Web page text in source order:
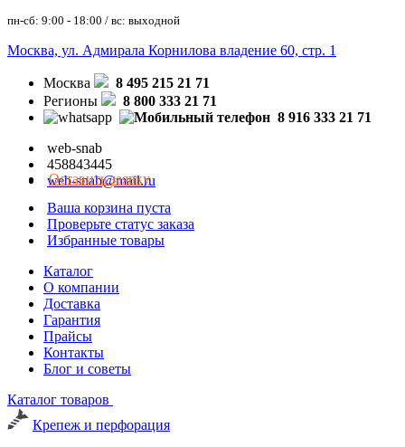
пн-сб: 9:00 - 18:00 / вс: выходной
Москва, ул. Адмирала Корнилова владение 60, стр. 1
Москва
8 495 215 21 71
Регионы
8 800 333 21 71
8 916 333 21 71
web-snab
458843445
web-snab@mail.ru
Оставить заявку
Ваша корзина пуста
Проверьте статус заказа
Избранные товары
Каталог
О компании
Доставка
Гарантия
Прайсы
Контакты
Блог и советы
Каталог товаров
Крепеж и перфорация